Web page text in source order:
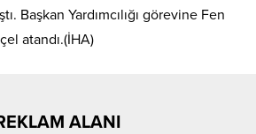
Başkan Yardımcılığı görevine Fen
atandı.(İHA)
ALANI